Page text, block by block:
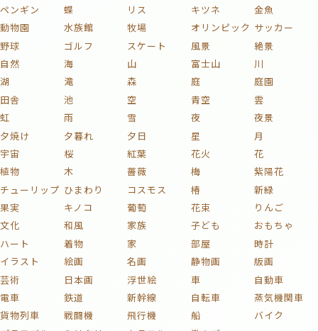
ペンギン
蝶 リス キツネ
金魚
動物園
水族館 牧場 オリンピック サッカー
野球
ゴルフ スケート 風景
絶景
自然
海 山 富士山
川
湖
滝 森 庭
庭園
田舎
池 空 青空
雲
虹
雨 雪 夜
夜景
夕焼け
夕暮れ 夕日 星
月
宇宙
桜 紅葉 花火
花
植物
木 薔薇 梅
紫陽花
チューリップ ひまわり コスモス 椿
新緑
果実
キノコ 葡萄 花束
りんご
文化
和風 家族 子ども
おもちゃ
ハート
着物 家 部屋
時計
イラスト
絵画 名画 静物画
版画
芸術
日本画 浮世絵 車
自動車
電車
鉄道 新幹線 自転車
蒸気機関車
貨物列車
戦闘機 飛行機 船
バイク